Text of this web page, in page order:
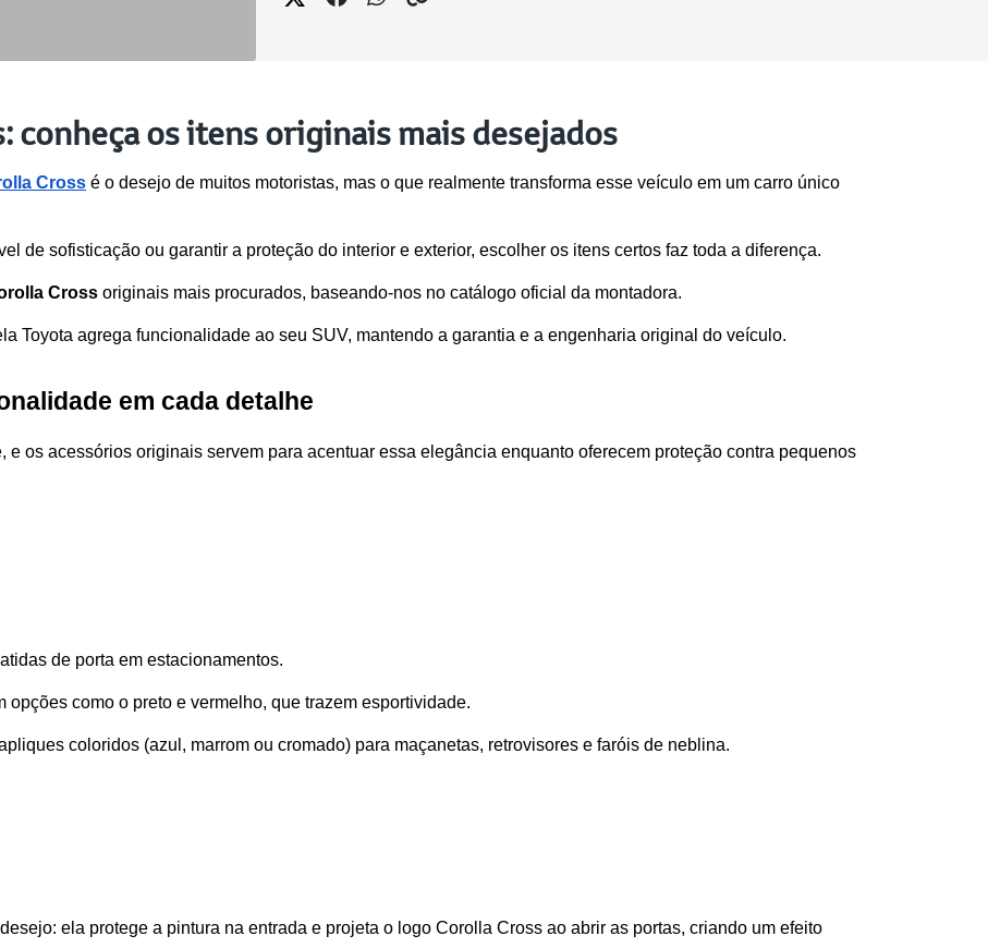
conheça os itens originais mais desejados
Cross é o desejo de muitos motoristas, mas o que realmente transforma esse veículo em um carro único
de sofisticação ou garantir a proteção do interior e exterior, escolher os itens certos faz toda a diferença.
Cross originais mais procurados, baseando-nos no catálogo oficial da montadora.
Toyota agrega funcionalidade ao seu SUV, mantendo a garantia e a engenharia original do veículo.
em cada detalhe
e os acessórios originais servem para acentuar essa elegância enquanto oferecem proteção contra pequenos
de porta em estacionamentos.
como o preto e vermelho, que trazem esportividade.
coloridos (azul, marrom ou cromado) para maçanetas, retrovisores e faróis de neblina.
ela protege a pintura na entrada e projeta o logo Corolla Cross ao abrir as portas, criando um efeito